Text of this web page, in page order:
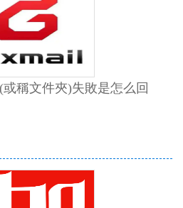
稱文件夾)失敗是怎么回